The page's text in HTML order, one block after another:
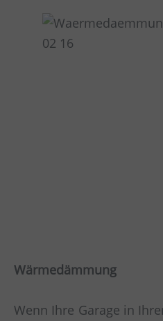
Wärmedämmung
Wenn Ihre Garage in